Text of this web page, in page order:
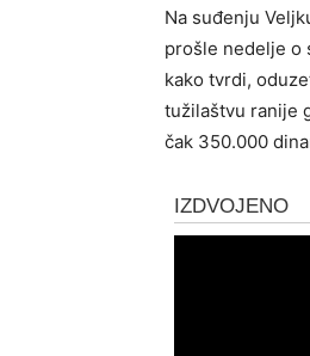
Na suđenju
prošle nedelje o
kako tvrdi,
tužilaštvu ranije
čak 350.000